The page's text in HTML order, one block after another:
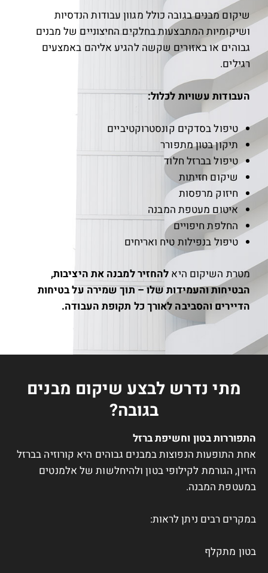
שיקום מבנים בגובה כולל מגוון עבודות הנדסיות
ושיקומיות המתבצעות בחלקים החיצוניים של מבנים
גבוהים או באזורים שקשה להגיע אליהם באמצעים
רגילים.
העבודות עשויות לכלול:
טיפול בסדקים קונסטרוקטיביים
תיקון בטון מתפורר
טיפול בברזל חלוד
שיקום חזיתות
חיזוק מרפסות
איטום מעטפת המבנה
החלפת חיפויים
טיפול בנפילות טיח ואריחים
מטרת השיקום היא להחזיר למבנה את היציבות,
הבטיחות והעמידות שלו – תוך שמירה על בטיחות
הדיירים והסביבה לאורך כל תקופת העבודה.
מתי נדרש לבצע שיקום מבנים
בגובה?
התפוררות בטון וחשיפת ברזל
אחת התופעות הנפוצות במבנים גבוהים היא קורוזיה בברזל
הזיון, הגורמת לקילופי בטון ולהיחלשות של אלמנטים
במעטפת המבנה.
במקרים רבים ניתן לראות:
בטון מתקלף